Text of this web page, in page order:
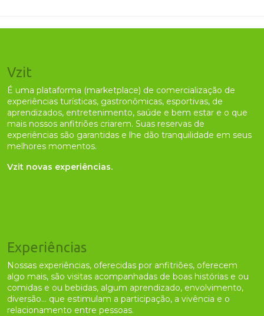
Vzit
É uma plataforma (marketplace) de comercialização de
experiências turísticas, gastronômicas, esportivas, de
aprendizados, entretenimento, saúde e bem estar e o que
mais nossos anfitriões criarem. Suas reservas de
experiências são garantidas e lhe dão tranquilidade em seus
melhores momentos.
Vzit novas experiências.
Experiências
Nossas experiências, oferecidas por anfitriões, oferecem
algo mais, são visitas acompanhadas de boas histórias e ou
comidas e ou bebidas, algum aprendizado, envolvimento,
diversão... que estimulam a participação, a vivência e o
relacionamento entre pessoas.